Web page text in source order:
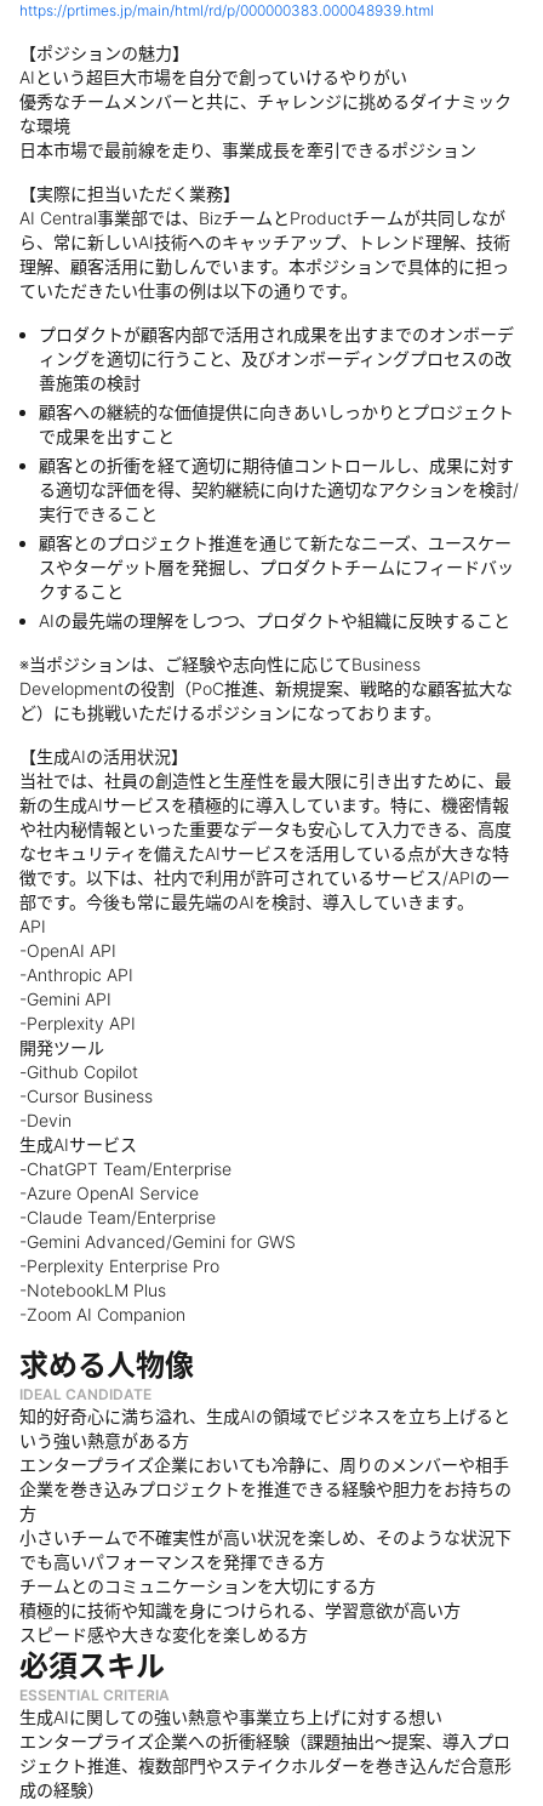
https://prtimes.jp/main/html/rd/p/000000383.000048939.html
【ポジションの魅力】
AIという超巨大市場を自分で創っていけるやりがい
優秀なチームメンバーと共に、チャレンジに挑めるダイナミック
な環境
日本市場で最前線を走り、事業成長を牽引できるポジション
【実際に担当いただく業務】
AI Central事業部では、BizチームとProductチームが共同しなが
ら、常に新しいAI技術へのキャッチアップ、トレンド理解、技術
理解、顧客活用に勤しんでいます。本ポジションで具体的に担っ
ていただきたい仕事の例は以下の通りです。
プロダクトが顧客内部で活用され成果を出すまでのオンボーデ
ィングを適切に行うこと、及びオンボーディングプロセスの改
善施策の検討
顧客への継続的な価値提供に向きあいしっかりとプロジェクト
で成果を出すこと
顧客との折衝を経て適切に期待値コントロールし、成果に対す
る適切な評価を得、契約継続に向けた適切なアクションを検討/
実行できること
顧客とのプロジェクト推進を通じて新たなニーズ、ユースケー
スやターゲット層を発掘し、プロダクトチームにフィードバッ
クすること
AIの最先端の理解をしつつ、プロダクトや組織に反映すること
※当ポジションは、ご経験や志向性に応じてBusiness
Developmentの役割（PoC推進、新規提案、戦略的な顧客拡大な
ど）にも挑戦いただけるポジションになっております。
【生成AIの活用状況】
当社では、社員の創造性と生産性を最大限に引き出すために、最
新の生成AIサービスを積極的に導入しています。特に、機密情報
や社内秘情報といった重要なデータも安心して入力できる、高度
なセキュリティを備えたAIサービスを活用している点が大きな特
徴です。以下は、社内で利用が許可されているサービス/APIの一
部です。今後も常に最先端のAIを検討、導入していきます。
API
-OpenAI API
-Anthropic API
-Gemini API
-Perplexity API
開発ツール
-Github Copilot
-Cursor Business
-Devin
生成AIサービス
-ChatGPT Team/Enterprise
-Azure OpenAI Service
-Claude Team/Enterprise
-Gemini Advanced/Gemini for GWS
-Perplexity Enterprise Pro
-NotebookLM Plus
-Zoom AI Companion
求める人物像
IDEAL CANDIDATE
知的好奇心に満ち溢れ、生成AIの領域でビジネスを立ち上げると
いう強い熱意がある方
エンタープライズ企業においても冷静に、周りのメンバーや相手
企業を巻き込みプロジェクトを推進できる経験や胆力をお持ちの
方
小さいチームで不確実性が高い状況を楽しめ、そのような状況下
でも高いパフォーマンスを発揮できる方
チームとのコミュニケーションを大切にする方
積極的に技術や知識を身につけられる、学習意欲が高い方
スピード感や大きな変化を楽しめる方
必須スキル
ESSENTIAL CRITERIA
生成AIに関しての強い熱意や事業立ち上げに対する想い
エンタープライズ企業への折衝経験（課題抽出〜提案、導入プロ
ジェクト推進、複数部門やステイクホルダーを巻き込んだ合意形
成の経験）